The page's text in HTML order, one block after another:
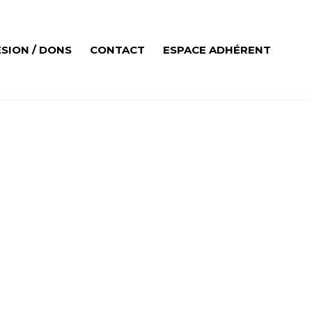
/ DONS CONTACT ESPACE ADHÉRENT